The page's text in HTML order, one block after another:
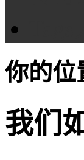
你的位
我们